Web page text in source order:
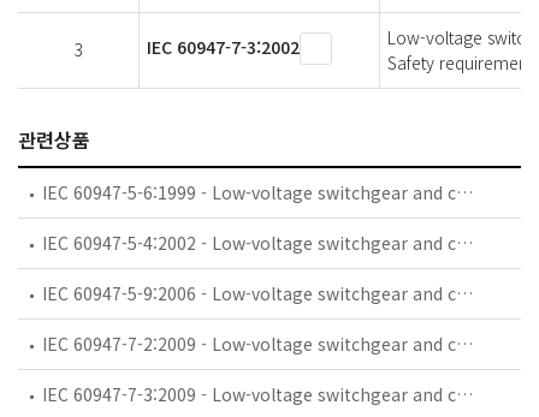
3 IEC 60947-7-3:2002
Low-voltage
Safety
관련상품
IEC 60947-5-6:1999 - Low-voltage switchgear and controlgear - Part 5-6: Control circuit devices and switching elements - DC interface for proximity sensors and switching amplifiers (NAMUR)
IEC 60947-5-4:2002 - Low-voltage switchgear and controlgear - Part 5-4: Control circuit devices and switching elements - Method of assessing the performance of low-energy contacts - Special tests
IEC 60947-5-9:2006 - Low-voltage switchgear and controlgear - Part 5-9: Control circuit devices and switching elements - Flow rate switches
IEC 60947-7-2:2009 - Low-voltage switchgear and controlgear - Part 7-2: Ancillary equipment - Protective conductor terminal blocks for copper conductors
IEC 60947-7-3:2009 - Low-voltage switchgear and controlgear - Part 7-3: Ancillary equipment - Safety requirements for fuse terminal blocks